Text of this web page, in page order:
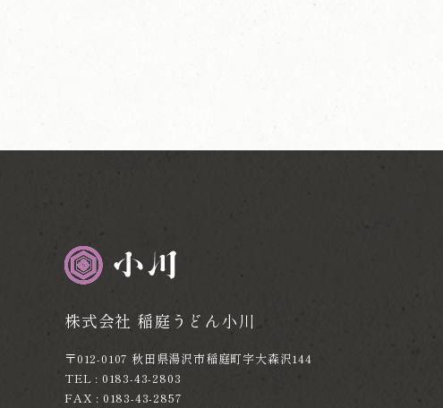
株式会社 稲庭うどん小川
〒012-0107 秋田県湯沢市稲庭町字大森沢144
TEL : 0183-43-2803
FAX : 0183-43-2857